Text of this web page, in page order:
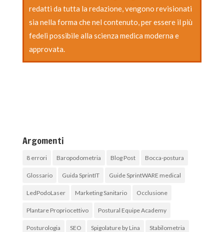
redatti da tutta la redazione, vengono revisionati
sia nella forma che nel contenuto, per essere il più
fedeli possibile alla scienza medica moderna e
approvata.
Argomenti
8 errori Baropodometria Blog Post Bocca-postura
Glossario Guida SprintIT Guide SprintWARE medical
LedPodoLaser Marketing Sanitario Occlusione
Plantare Propriocettivo Postural Equipe Academy
Posturologia SEO Spigolature by Lina Stabilometria